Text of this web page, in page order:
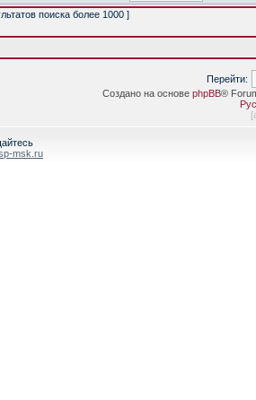
поиска более 1000 ]
Перейти:
Создано на основе phpBB®
[
msk.ru